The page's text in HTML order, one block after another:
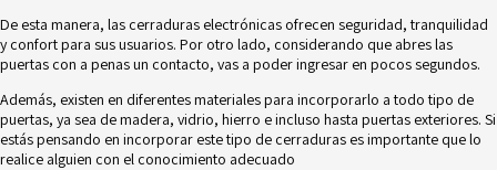
De esta manera, las cerraduras electrónicas ofrecen seguridad, tranquilidad
y confort para sus usuarios. Por otro lado, considerando que abres las
puertas con a penas un contacto, vas a poder ingresar en pocos segundos.
Además, existen en diferentes materiales para incorporarlo a todo tipo de
puertas, ya sea de madera, vidrio, hierro e incluso hasta puertas exteriores. Si
estás pensando en incorporar este tipo de cerraduras es importante que lo
realice alguien con el conocimiento adecuado